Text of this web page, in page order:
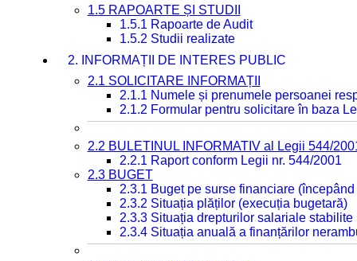
1.5 RAPOARTE ȘI STUDII
1.5.1 Rapoarte de Audit
1.5.2 Studii realizate
2. INFORMAȚII DE INTERES PUBLIC
2.1 SOLICITARE INFORMAȚII
2.1.1 Numele și prenumele persoanei
2.1.2 Formular pentru solicitare în baza
2.2 BULETINUL INFORMATIV al Legii 544/
2.2.1 Raport conform Legii nr. 544/2001
2.3 BUGET
2.3.1 Buget pe surse financiare
2.3.2 Situația plăților (execuția bugetară)
2.3.3 Situația drepturilor salariale
2.3.4 Situația anuală a finanțărilor